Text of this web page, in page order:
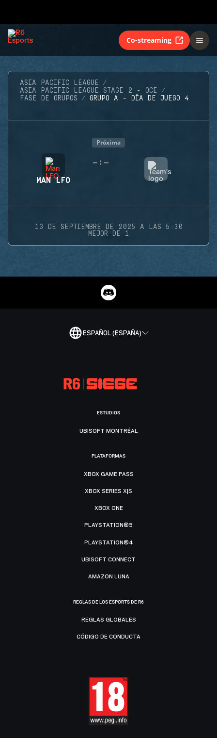
Co-streaming
ASIA PACIFIC LEAGUE
ASIA PACIFIC LEAGUE STAGE 2 - OCE
FASE DE GRUPOS
GRUPO A - DÍA DE JUEGO 4
Próxima
MAN LFO
- : -
13 DE SEPTIEMBRE DE 2025 A LAS 5:30
MEJOR DE 1
ESPAÑOL (ESPAÑA)
ESTUDIOS
UBISOFT MONTRÉAL
PLATAFORMAS
XBOX GAME PASS
XBOX SERIES X|S
XBOX ONE
PLAYSTATION®5
PLAYSTATION®4
UBISOFT CONNECT
AMAZON LUNA
REGLAS DE LOS ESPORTS DE R6
REGLAS GLOBALES
CÓDIGO DE CONDUCTA